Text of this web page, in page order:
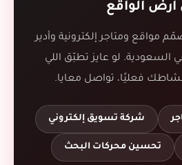
أرض الواقع
مواقع ومتاجر إلكترونية وأدير
لو عايز تطبّق اللي
نشاطك فعليًا، تواصل معايا.
شركة تسويق إلكتروني
تحسين محركات البحث